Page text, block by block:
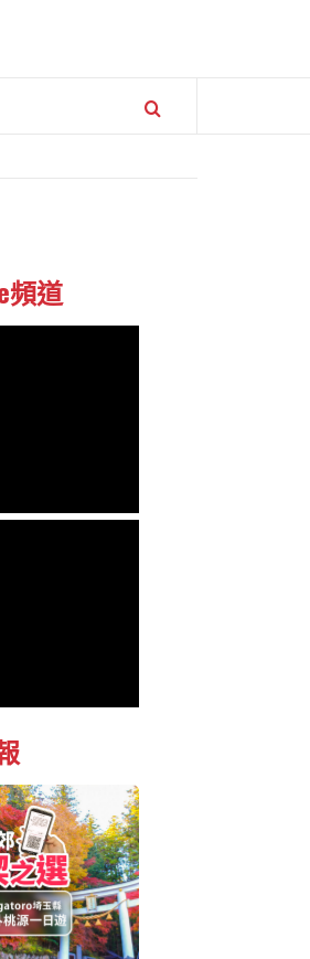
頻道